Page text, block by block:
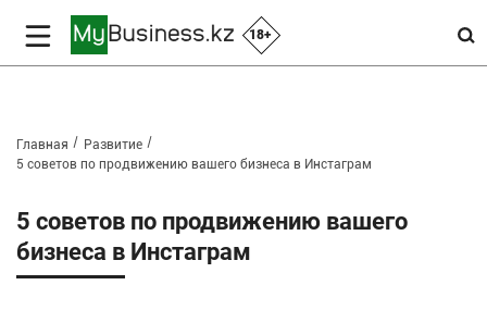
18+
Главная
Развитие
5 советов по продвижению вашего бизнеса в Инстаграм
5 советов по продвижению вашего
бизнеса в Инстаграм